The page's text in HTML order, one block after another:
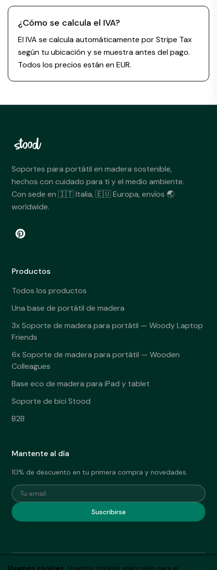
¿Cómo se calcula el IVA?
El IVA se calcula automáticamente por Stripe Tax
según tu ubicación y se muestra antes del pago.
Todos los precios están en EUR.
Soportes para portátil en madera sostenible,
hechos con cuidado para ti y el medio ambiente.
Con sede en 🇮🇹 Italia, 🇪🇺 Europa, envíos 🌏
worldwide.
Productos
Todos los productos
Una base de portátil de madera
3x Soporte de madera para portátil — Woody Laptop
Friends
6x Soporte de madera para portátil — Wooden
Colleagues
Base eco de madera para iPad y tablet
Soporte de bici Stood
B2B
Mantente al día
10% de descuento en tu primera compra y novedades.
Tu email
Suscribirse
Usamos cookies. Usamos cookies esenciales para el